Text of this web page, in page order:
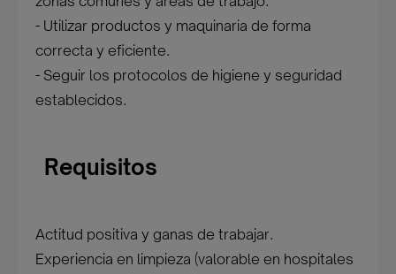
- Utilizar productos y maquinaria de forma
correcta y eficiente.
- Seguir los protocolos de higiene y seguridad
establecidos.
Requisitos
Actitud positiva y ganas de trabajar.
Experiencia en limpieza (valorable en hospitales